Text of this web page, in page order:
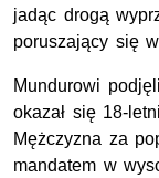
jadąc drogą
poruszający się
Mundurowi
okazał się 18-
Mężczyzna za
mandatem w